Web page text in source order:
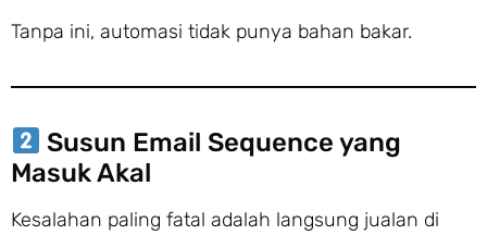
Tanpa ini, automasi tidak punya bahan bakar.
Susun Email Sequence yang
Masuk Akal
Kesalahan paling fatal adalah langsung jualan di